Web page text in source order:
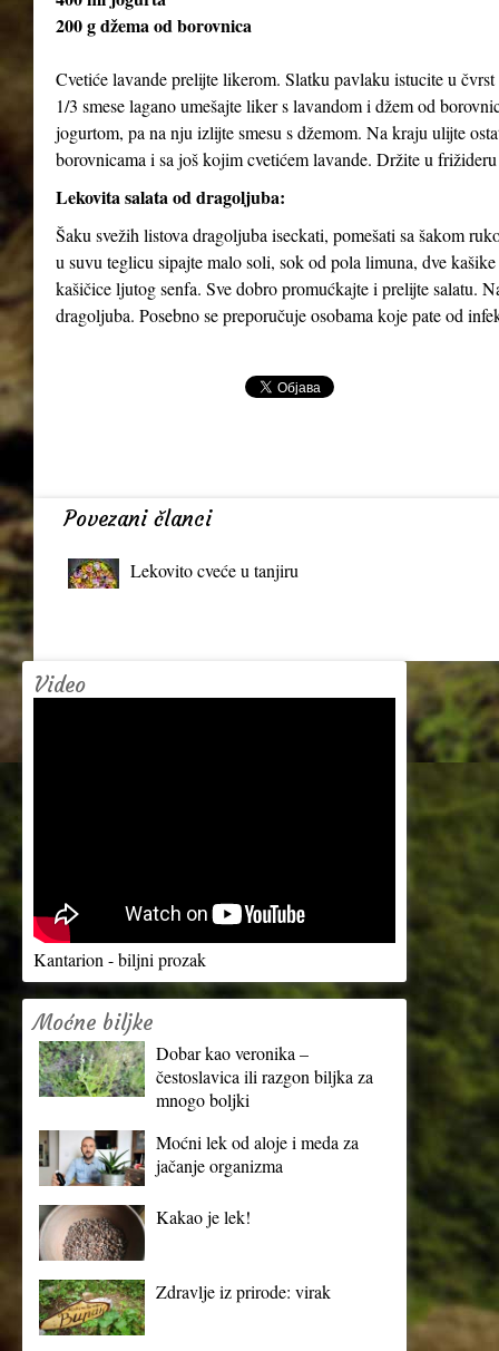
200 g džema od borovnica
Cvetiće lavande prelijte likerom. Slatku pavlaku istucite u
1/3 smese lagano umešajte liker s lavandom i džem od
jogurtom, pa na nju izlijte smesu s džemom. Na kraju ulijte
borovnicama i sa još kojim cvetićem lavande. Držite u
Lekovita salata od dragoljuba:
Šaku svežih listova dragoljuba iseckati, pomešati sa šakom
u suvu teglicu sipajte malo soli, sok od pola limuna, dve
kašičice ljutog senfa. Sve dobro promućkajte i prelijte salatu.
dragoljuba. Posebno se preporučuje osobama koje pate od
Povezani članci
Lekovito cveće u tanjiru
Video
Kantarion - biljni prozak
Moćne biljke
Dobar kao veronika –
čestoslavica ili razgon biljka za
mnogo boljki
Moćni lek od aloje i meda za
jačanje organizma
Kakao je lek!
Zdravlje iz prirode: virak